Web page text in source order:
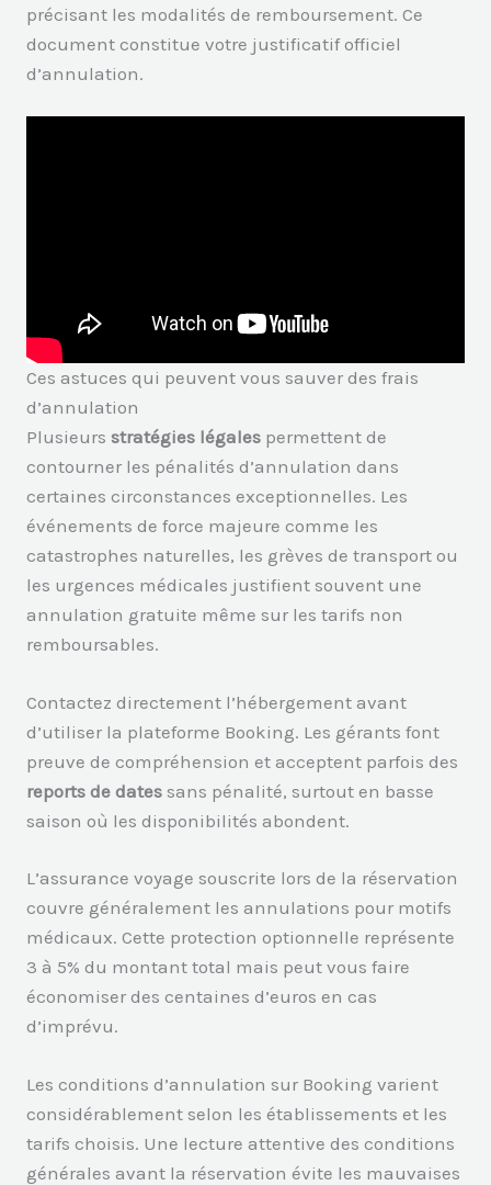
précisant les modalités de remboursement. Ce
document constitue votre justificatif officiel
d’annulation.
Ces astuces qui peuvent vous sauver des frais
d’annulation
Plusieurs stratégies légales permettent de
contourner les pénalités d’annulation dans
certaines circonstances exceptionnelles. Les
événements de force majeure comme les
catastrophes naturelles, les grèves de transport ou
les urgences médicales justifient souvent une
annulation gratuite même sur les tarifs non
remboursables.
Contactez directement l’hébergement avant
d’utiliser la plateforme Booking. Les gérants font
preuve de compréhension et acceptent parfois des
reports de dates sans pénalité, surtout en basse
saison où les disponibilités abondent.
L’assurance voyage souscrite lors de la réservation
couvre généralement les annulations pour motifs
médicaux. Cette protection optionnelle représente
3 à 5% du montant total mais peut vous faire
économiser des centaines d’euros en cas
d’imprévu.
Les conditions d’annulation sur Booking varient
considérablement selon les établissements et les
tarifs choisis. Une lecture attentive des conditions
générales avant la réservation évite les mauvaises